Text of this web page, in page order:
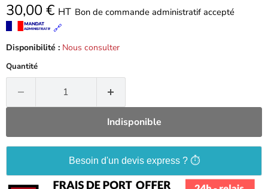
30,00 € HT Bon de commande administratif accepté
🔗
Disponibilité : Nous consulter
Quantité
Indisponible
Besoin d'un devis express ? ⏱️